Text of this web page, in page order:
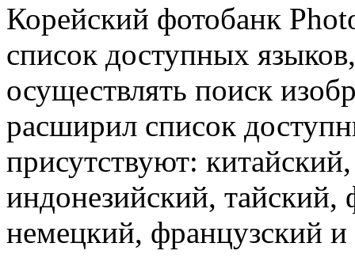
Корейский фотобанк
список доступных
осуществлять поиск
расширил список
присутствуют:
индонезийский,
немецкий, французский и